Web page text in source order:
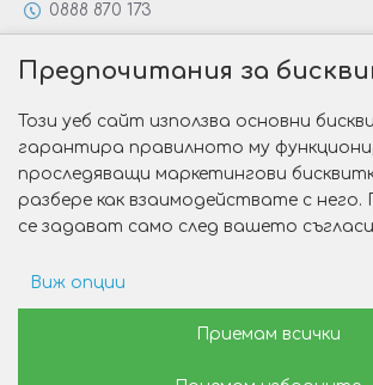
0888 870 173
Специални предложения
Защо да изберете Victoria
Как да изберем годежен пръстен?
Изработка на сайт от Web R
Предпочитания за
Този уеб сайт използва основни
гарантира правилното му
проследяващи маркетингови
разбере как взаимодействате с
се задават само след вашето
Виж опции
Рекламни предпочитанияПриемам всички